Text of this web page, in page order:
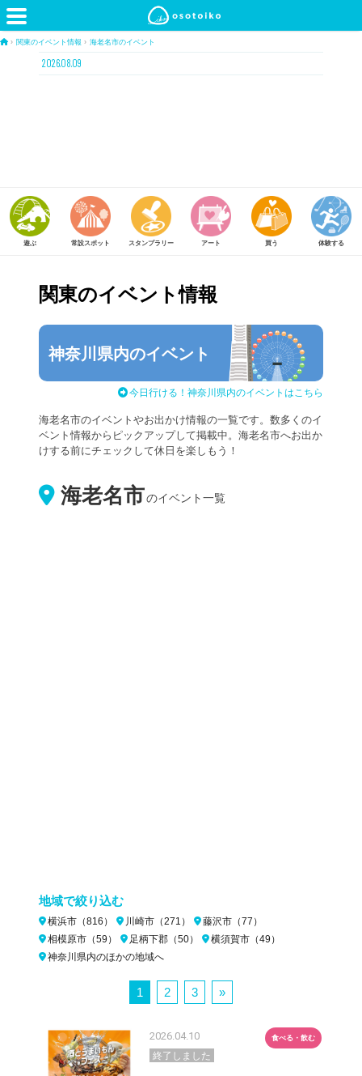
› 関東のイベント情報 › 海老名市のイベント
2026.08.09
常設スポット スタンプラリー アート 買う 体験する 食べる
関東のイベント情報
神奈川県内のイベント
今日行ける！神奈川県内のイベントはこちら
海老名市のイベントやお出かけ情報の一覧です。数多くのイ
ベント情報からピックアップして掲載中。海老名市へお出か
けする前にチェックして休日を楽しもう！
海老名市のイベント一覧
地域で絞り込む
横浜市（816） 川崎市（271）
藤沢市（77）
相模原市（59）
足柄下郡（50）
横須賀市（49）
神奈川県内のほかの地域へ
1 2 3 »
2026.04.10 食べる・飲む
終了しました